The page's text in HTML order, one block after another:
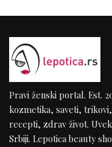
Pravi ženski portal. Est.
kozmetika, saveti,
recepti, zdrav život.
Srbiji. Lepotica beauty